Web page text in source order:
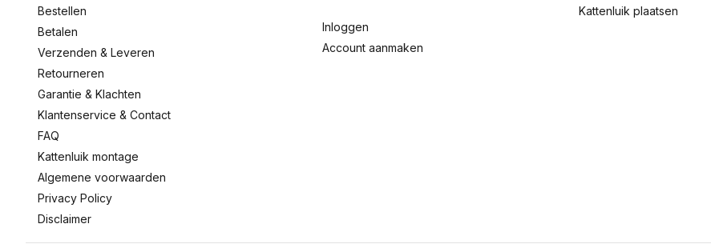
Bestellen
Betalen
Verzenden & Leveren
Retourneren
Garantie & Klachten
Klantenservice & Contact
FAQ
Kattenluik montage
Algemene voorwaarden
Privacy Policy
Disclaimer
Inloggen
Account aanmaken
Kattenluik plaatsen